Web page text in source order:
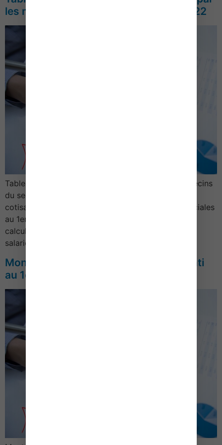
les médecins du secteur 2 – Année 2022
Tableau des cotisations sociales dues par les médecins
du secteur 2Année 20221/ Assiette et taux des
cotisationsTableau récapitulatif des cotisations sociales
au 1er janvier 2022CotisationBase de
calculTauxMaladieSur les revenus d’activité non
salariée…
Montant du Smic et du minimum garanti
au 1er mai 2022